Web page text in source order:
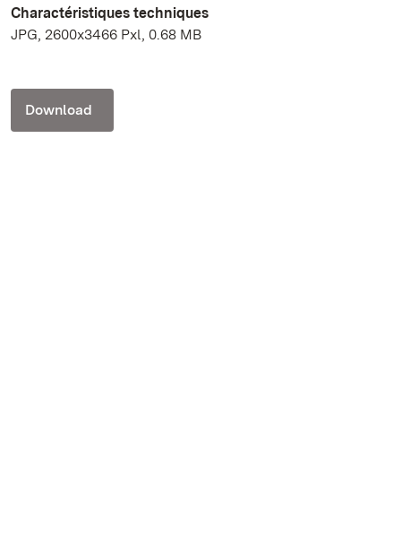
Charactéristiques techniques
JPG, 2600x3466 Pxl, 0.68 MB
Download